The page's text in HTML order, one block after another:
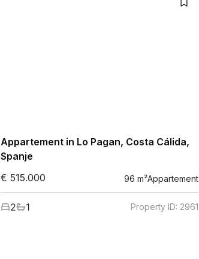
Appartement in Lo Pagan, Costa Cálida,
Spanje
€ 515.000
96 m²Appartement
2 1 Property ID: 2961